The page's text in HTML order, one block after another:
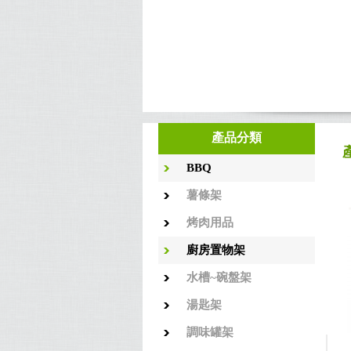
產品分類
BBQ
薯條架
烤肉用品
廚房置物架
水槽~碗盤架
湯匙架
調味罐架